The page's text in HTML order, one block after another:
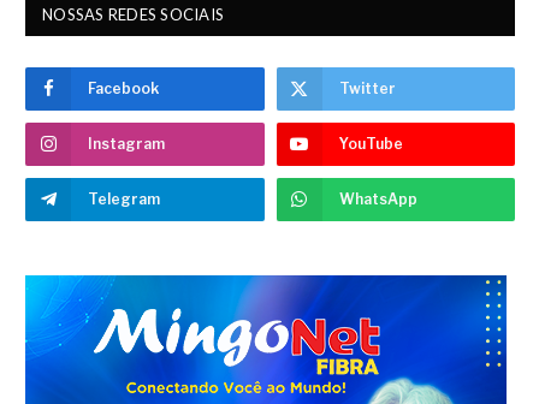
NOSSAS REDES SOCIAIS
Facebook Twitter
Instagram YouTube
Telegram WhatsApp